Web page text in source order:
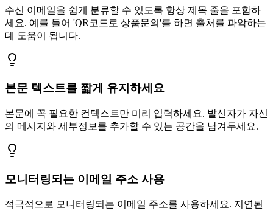
수신 이메일을 쉽게 분류할 수 있도록 항상 제목 줄을 포함하
세요. 예를 들어 'QR코드로 상품문의'를 하면 출처를 파악하는
데 도움이 됩니다.
본문 텍스트를 짧게 유지하세요
본문에 꼭 필요한 컨텍스트만 미리 입력하세요. 발신자가 자신
의 메시지와 세부정보를 추가할 수 있는 공간을 남겨두세요.
모니터링되는 이메일 주소 사용
적극적으로 모니터링되는 이메일 주소를 사용하세요. 지연된